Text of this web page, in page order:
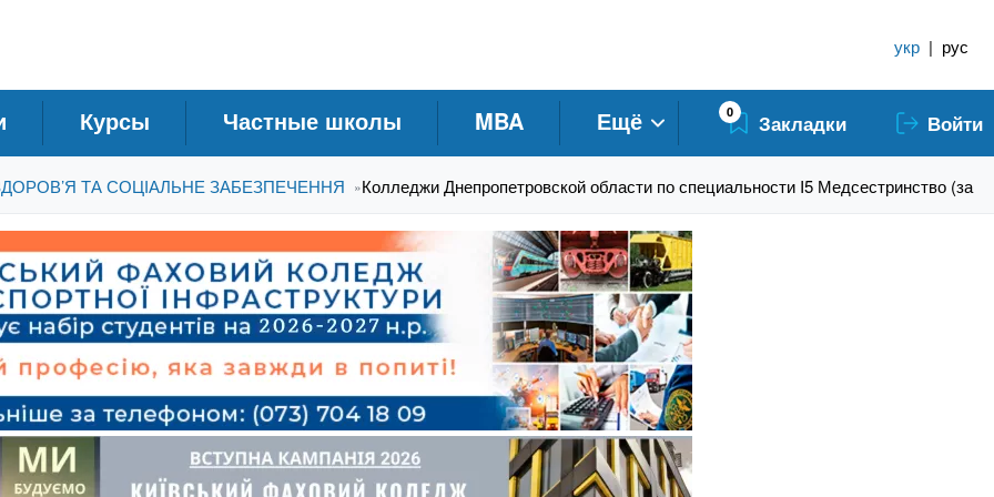
укр | рус
Курсы Частные школы MBA Ещё 0 Закладки Войти
ТА СОЦІАЛЬНЕ ЗАБЕЗПЕЧЕННЯ »Колледжи Днепропетровской области по специальности I5 Медсестринство (за